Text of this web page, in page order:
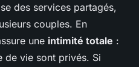
des services partagés,
couples. En
une intimité totale :
de vie sont privés. Si